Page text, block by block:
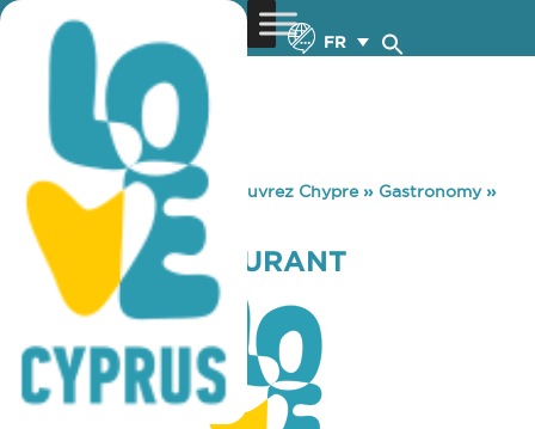
FR
You are here: Home »Découvrez Chypre» Gastronomy»
YIAGKINI RESTAURANT
YIAGKINI RESTAURANT